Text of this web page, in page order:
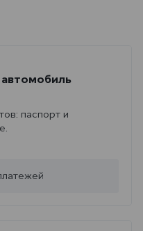
паспорт и